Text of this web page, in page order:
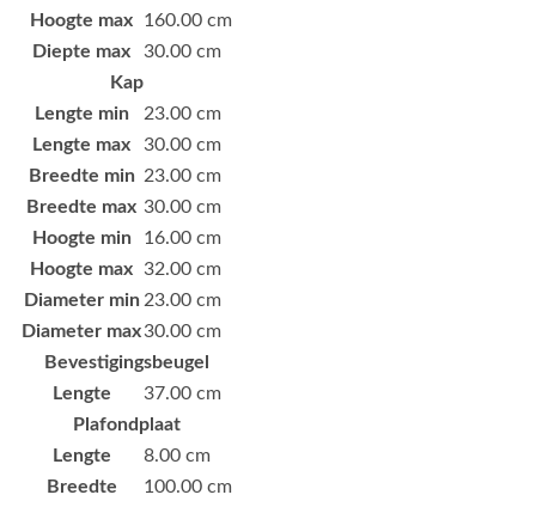
Hoogte max
160.00 cm
Diepte max
30.00 cm
Kap
Lengte min
23.00 cm
Lengte max
30.00 cm
Breedte min 23.00 cm
Breedte max 30.00 cm
Hoogte min
16.00 cm
Hoogte max
32.00 cm
Diameter min 23.00 cm
Diameter max30.00 cm
Bevestigingsbeugel
Lengte
37.00 cm
Plafondplaat
Lengte
8.00 cm
Breedte
100.00 cm